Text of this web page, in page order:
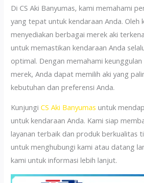
Di CS Aki Banyumas, kami memahami
yang tepat untuk kendaraan Anda. Oleh
menyediakan berbagai merek aki
untuk memastikan kendaraan Anda
optimal. Dengan memahami
merek, Anda dapat memilih aki yang
kebutuhan dan preferensi Anda.
KunjungiCS Aki Banyumas untuk
untuk kendaraan Anda. Kami siap
layanan terbaik dan produk berkualitas
untuk menghubungi kami atau datang
kami untuk informasi lebih lanjut.